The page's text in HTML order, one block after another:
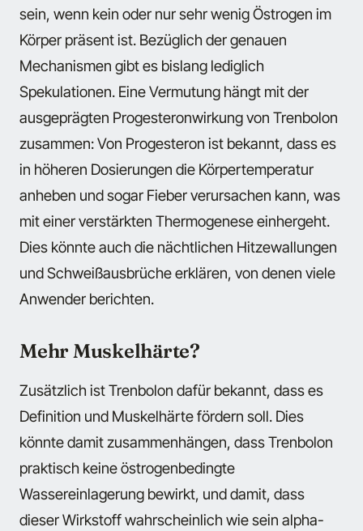
sein, wenn kein oder nur sehr wenig Östrogen im
Körper präsent ist. Bezüglich der genauen
Mechanismen gibt es bislang lediglich
Spekulationen. Eine Vermutung hängt mit der
ausgeprägten Progesteronwirkung von Trenbolon
zusammen: Von Progesteron ist bekannt, dass es
in höheren Dosierungen die Körpertemperatur
anheben und sogar Fieber verursachen kann, was
mit einer verstärkten Thermogenese einhergeht.
Dies könnte auch die nächtlichen Hitzewallungen
und Schweißausbrüche erklären, von denen viele
Anwender berichten.
Mehr Muskelhärte?
Zusätzlich ist Trenbolon dafür bekannt, dass es
Definition und Muskelhärte fördern soll. Dies
könnte damit zusammenhängen, dass Trenbolon
praktisch keine östrogenbedingte
Wassereinlagerung bewirkt, und damit, dass
dieser Wirkstoff wahrscheinlich wie sein alpha-